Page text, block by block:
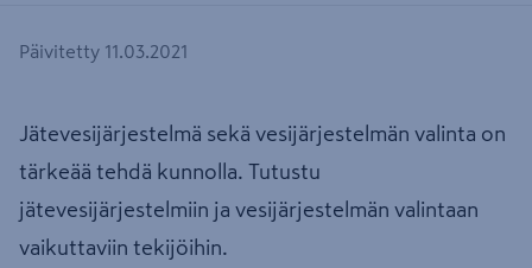
Päivitetty 11.03.2021
Jätevesijärjestelmä sekä vesijärjestelmän valinta on
tärkeää tehdä kunnolla. Tutustu
jätevesijärjestelmiin ja vesijärjestelmän valintaan
vaikuttaviin tekijöihin.